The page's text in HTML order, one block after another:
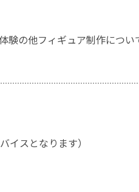
験の他フィギュア制作につい
イスとなります）